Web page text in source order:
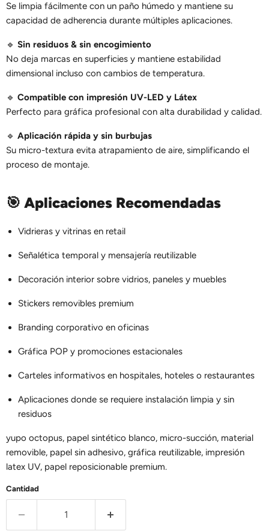
Se limpia fácilmente con un paño húmedo y mantiene su
capacidad de adherencia durante múltiples aplicaciones.
🔹 Sin residuos & sin encogimiento
No deja marcas en superficies y mantiene estabilidad
dimensional incluso con cambios de temperatura.
🔹 Compatible con impresión UV-LED y Látex
Perfecto para gráfica profesional con alta durabilidad y calidad.
🔹 Aplicación rápida y sin burbujas
Su micro-textura evita atrapamiento de aire, simplificando el
proceso de montaje.
🎯 Aplicaciones Recomendadas
Vidrieras y vitrinas en retail
Señalética temporal y mensajería reutilizable
Decoración interior sobre vidrios, paneles y muebles
Stickers removibles premium
Branding corporativo en oficinas
Gráfica POP y promociones estacionales
Carteles informativos en hospitales, hoteles o restaurantes
Aplicaciones donde se requiere instalación limpia y sin
residuos
yupo octopus, papel sintético blanco, micro-succión, material
removible, papel sin adhesivo, gráfica reutilizable, impresión
latex UV, papel reposicionable premium.
Cantidad